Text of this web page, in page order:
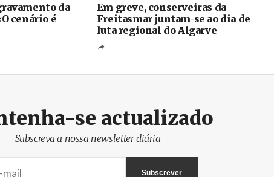
da
cenário é
Em greve, conserveiras da
Freitasmar juntam-se ao dia de
luta regional do Algarve
se actualizado
Subscreva a nossa newsletter diária